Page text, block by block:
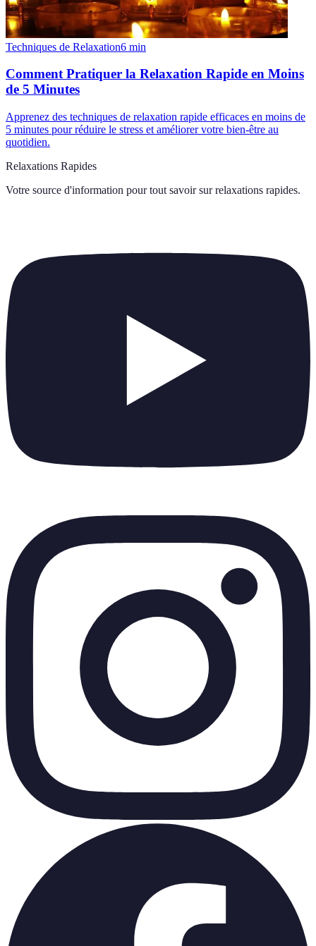
Techniques de Relaxation6 min
Comment Pratiquer la Relaxation Rapide en Moins
de 5 Minutes
Apprenez des techniques de relaxation rapide efficaces en moins de
5 minutes pour réduire le stress et améliorer votre bien-être au
quotidien.
Relaxations Rapides
Votre source d'information pour tout savoir sur relaxations rapides.